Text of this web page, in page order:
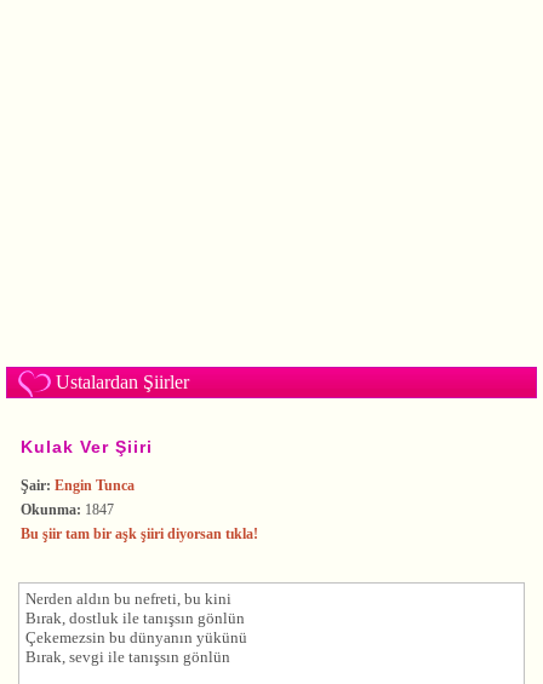
Ustalardan Şiirler
Kulak Ver Şiiri
Şair: Engin Tunca
Okunma: 1847
Bu şiir tam bir aşk şiiri diyorsan tıkla!
Nerden aldın bu nefreti, bu kini
Bırak, dostluk ile tanışsın gönlün
Çekemezsin bu dünyanın yükünü
Bırak, sevgi ile tanışsın gönlün